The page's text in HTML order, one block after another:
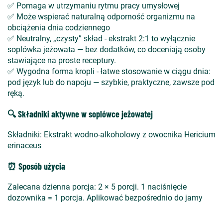
✅ Pomaga w utrzymaniu rytmu pracy umysłowej
✅ Może wspierać naturalną odporność organizmu na
obciążenia dnia codziennego
✅ Neutralny, „czysty” skład - ekstrakt 2:1 to wyłącznie
soplówka jeżowata — bez dodatków, co doceniają osoby
stawiające na proste receptury.
✅ Wygodna forma kropli - łatwe stosowanie w ciągu dnia:
pod język lub do napoju — szybkie, praktyczne, zawsze pod
ręką.
🔍 Składniki aktywne w soplówce jeżowatej
Składniki: Ekstrakt wodno-alkoholowy z owocnika Hericium
erinaceus
⏰ Sposób użycia
Zalecana dzienna porcja: 2 × 5 porcji. 1 naciśnięcie
dozownika = 1 porcja. Aplikować bezpośrednio do jamy